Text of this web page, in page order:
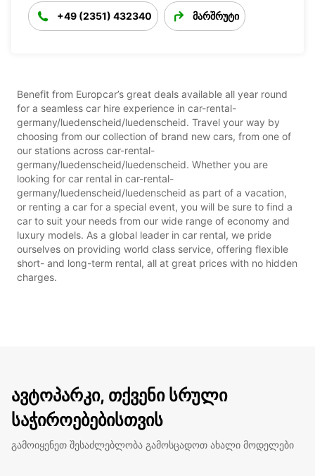
+49 (2351) 432340 მარშრუტი
Benefit from Europcar’s great deals available all year round
for a seamless car hire experience in car-rental-
germany/luedenscheid/luedenscheid. Travel your way by
choosing from our collection of brand new cars, from one of
our stations across car-rental-
germany/luedenscheid/luedenscheid. Whether you are
looking for car rental in car-rental-
germany/luedenscheid/luedenscheid as part of a vacation,
or renting a car for a special event, you will be sure to find a
car to suit your needs from our wide range of economy and
luxury models. As a global leader in car rental, we pride
ourselves on providing world class service, offering flexible
short- and long-term rental, all at great prices with no hidden
charges.
ავტოპარკი, თქვენი სრული
საჭიროებებისთვის
გამოიყენეთ შესაძლებლობა გამოსცადოთ ახალი მოდელები